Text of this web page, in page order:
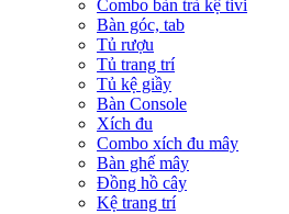
Combo bàn trà kệ tivi
Bàn góc, tab
Tủ rượu
Tủ trang trí
Tủ kệ giầy
Bàn Console
Xích đu
Combo xích đu mây
Bàn ghế mây
Đồng hồ cây
Kệ trang trí